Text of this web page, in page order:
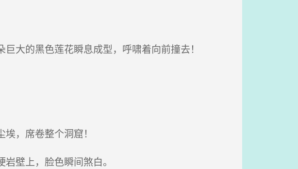
大的黑色莲花瞬息成型，呼啸着向前撞去！
，席卷整个洞窟！
壁上，脸色瞬间煞白。